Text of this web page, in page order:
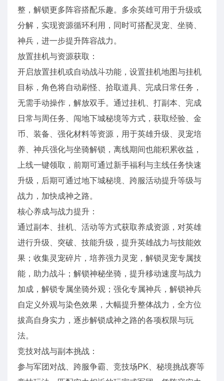
整，解锁更多阵容搭配乐趣。多余英雄可用于升级或
分解，实现资源循环利用，同时可搭配灵宠、坐骑、
神兵，进一步提升阵容战力。
放置挂机与资源获取：
开启放置挂机或自动战斗功能，设置挂机地图与挂机
目标，角色将自动刷怪、拾取道具、完成日常任务，
无需手动操作，解放双手。通过挂机、打副本、完成
日常与周任务、闯地下城秘境等方式，获取经验、金
币、装备、强化材料等资源，用于英雄升级、灵宠培
养、神兵强化与坐骑解锁，离线期间也能积累收益，
上线一键领取，前期可通过新手福利与主线任务快速
升级，后期可通过地下城秘境、跨服活动提升等级与
战力，加快成神之路。
核心养成与战力提升：
通过副本、挂机、活动等方式获取养成资源，对英雄
进行升级、突破、技能升级，提升英雄战力与技能效
果；收集灵宠碎片，培养强力灵宠，解锁灵宠专属技
能，助力战斗；解锁神秘坐骑，提升移动速度与战力
加成，解锁专属坐骑外观；强化专属神兵，解锁神兵
自定义外观与染色效果，大幅提升整体战力，全方位
拔高自身实力，逐步解锁成神之路的各项权限与玩
法。
竞技对战与副本挑战：
参与军团对战、跨服争霸、竞技场PK、秘境挑战赛等